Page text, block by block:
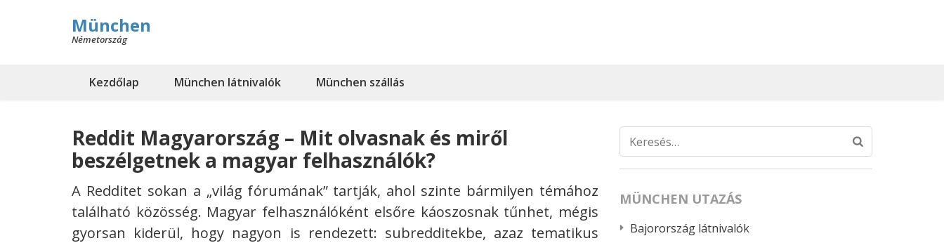
München
Németország
Kezdőlap München látnivalók München szállás
Reddit Magyarország – Mit olvasnak és miről
beszélgetnek a magyar felhasználók?
A Redditet sokan a „világ fórumának” tartják, ahol szinte bármilyen témához
található közösség. Magyar felhasználóként elsőre káoszosnak tűnhet, mégis
gyorsan kiderül, hogy nagyon is rendezett: subredditekbe, azaz tematikus
Keresés:
MÜNCHEN UTAZÁS
Bajorország látnivalók